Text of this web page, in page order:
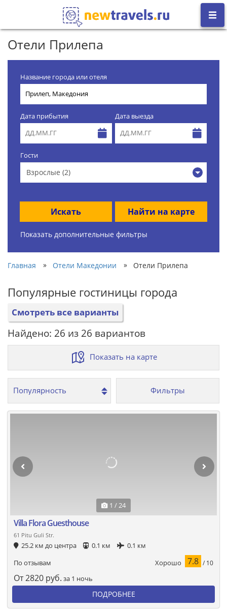
Отели Прилепа
Название города или отеля
Дата прибытия Дата выезда
Гости
Взрослые (2)
Искать Найти на карте
Показать дополнительные фильтры
Главная » Отели Македонии » Отели Прилепа
Популярные гостиницы города
Смотреть все варианты
Найдено: 26 из 26 вариантов
Показать на карте
Фильтры
1 / 24
Villa Flora Guesthouse
61 Pitu Guli Str.
25.2 км до центра 0.1 км
0.1 км
По отзывам
Хорошо 7.8 / 10
От2820 руб. за 1 ночь
ПОДРОБНЕЕ